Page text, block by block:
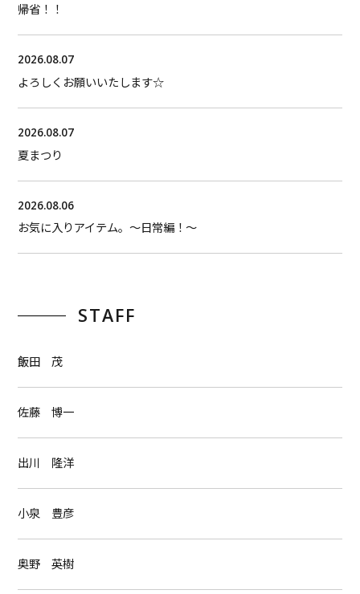
帰省！！
2026.08.07
よろしくお願いいたします☆
2026.08.07
夏まつり
2026.08.06
お気に入りアイテム。〜日常編！〜
STAFF
飯田 茂
佐藤 博一
出川 隆洋
小泉 豊彦
奥野 英樹